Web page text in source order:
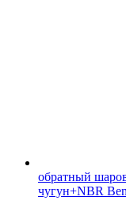
обратный
чугун+NBR